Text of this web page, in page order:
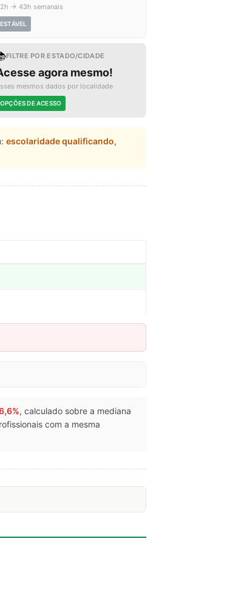
→ 43h semanais
ESTÁVEL
FILTRE POR ESTADO/CIDADE
agora mesmo!
mesmos dados por localidade
OPÇÕES DE ACESSO
escolaridade qualificando,
, calculado sobre a mediana
com a mesma